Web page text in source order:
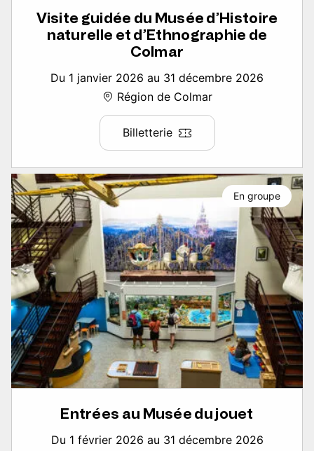
Visite guidée du Musée d’Histoire
naturelle et d’Ethnographie de
Colmar
Du 1 janvier 2026 au 31 décembre 2026
Région de Colmar
Billetterie
Entrées au Musée du jouet
Du 1 février 2026 au 31 décembre 2026
En groupe